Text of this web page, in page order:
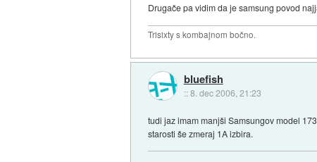
Drugače pa vidim da je samsung povod
Trisixty s kombajnom bočno.
bluefish
::8. dec 2006, 21:23
tudi jaz imam manjši Samsungov model
starosti še zmeraj 1A izbira.